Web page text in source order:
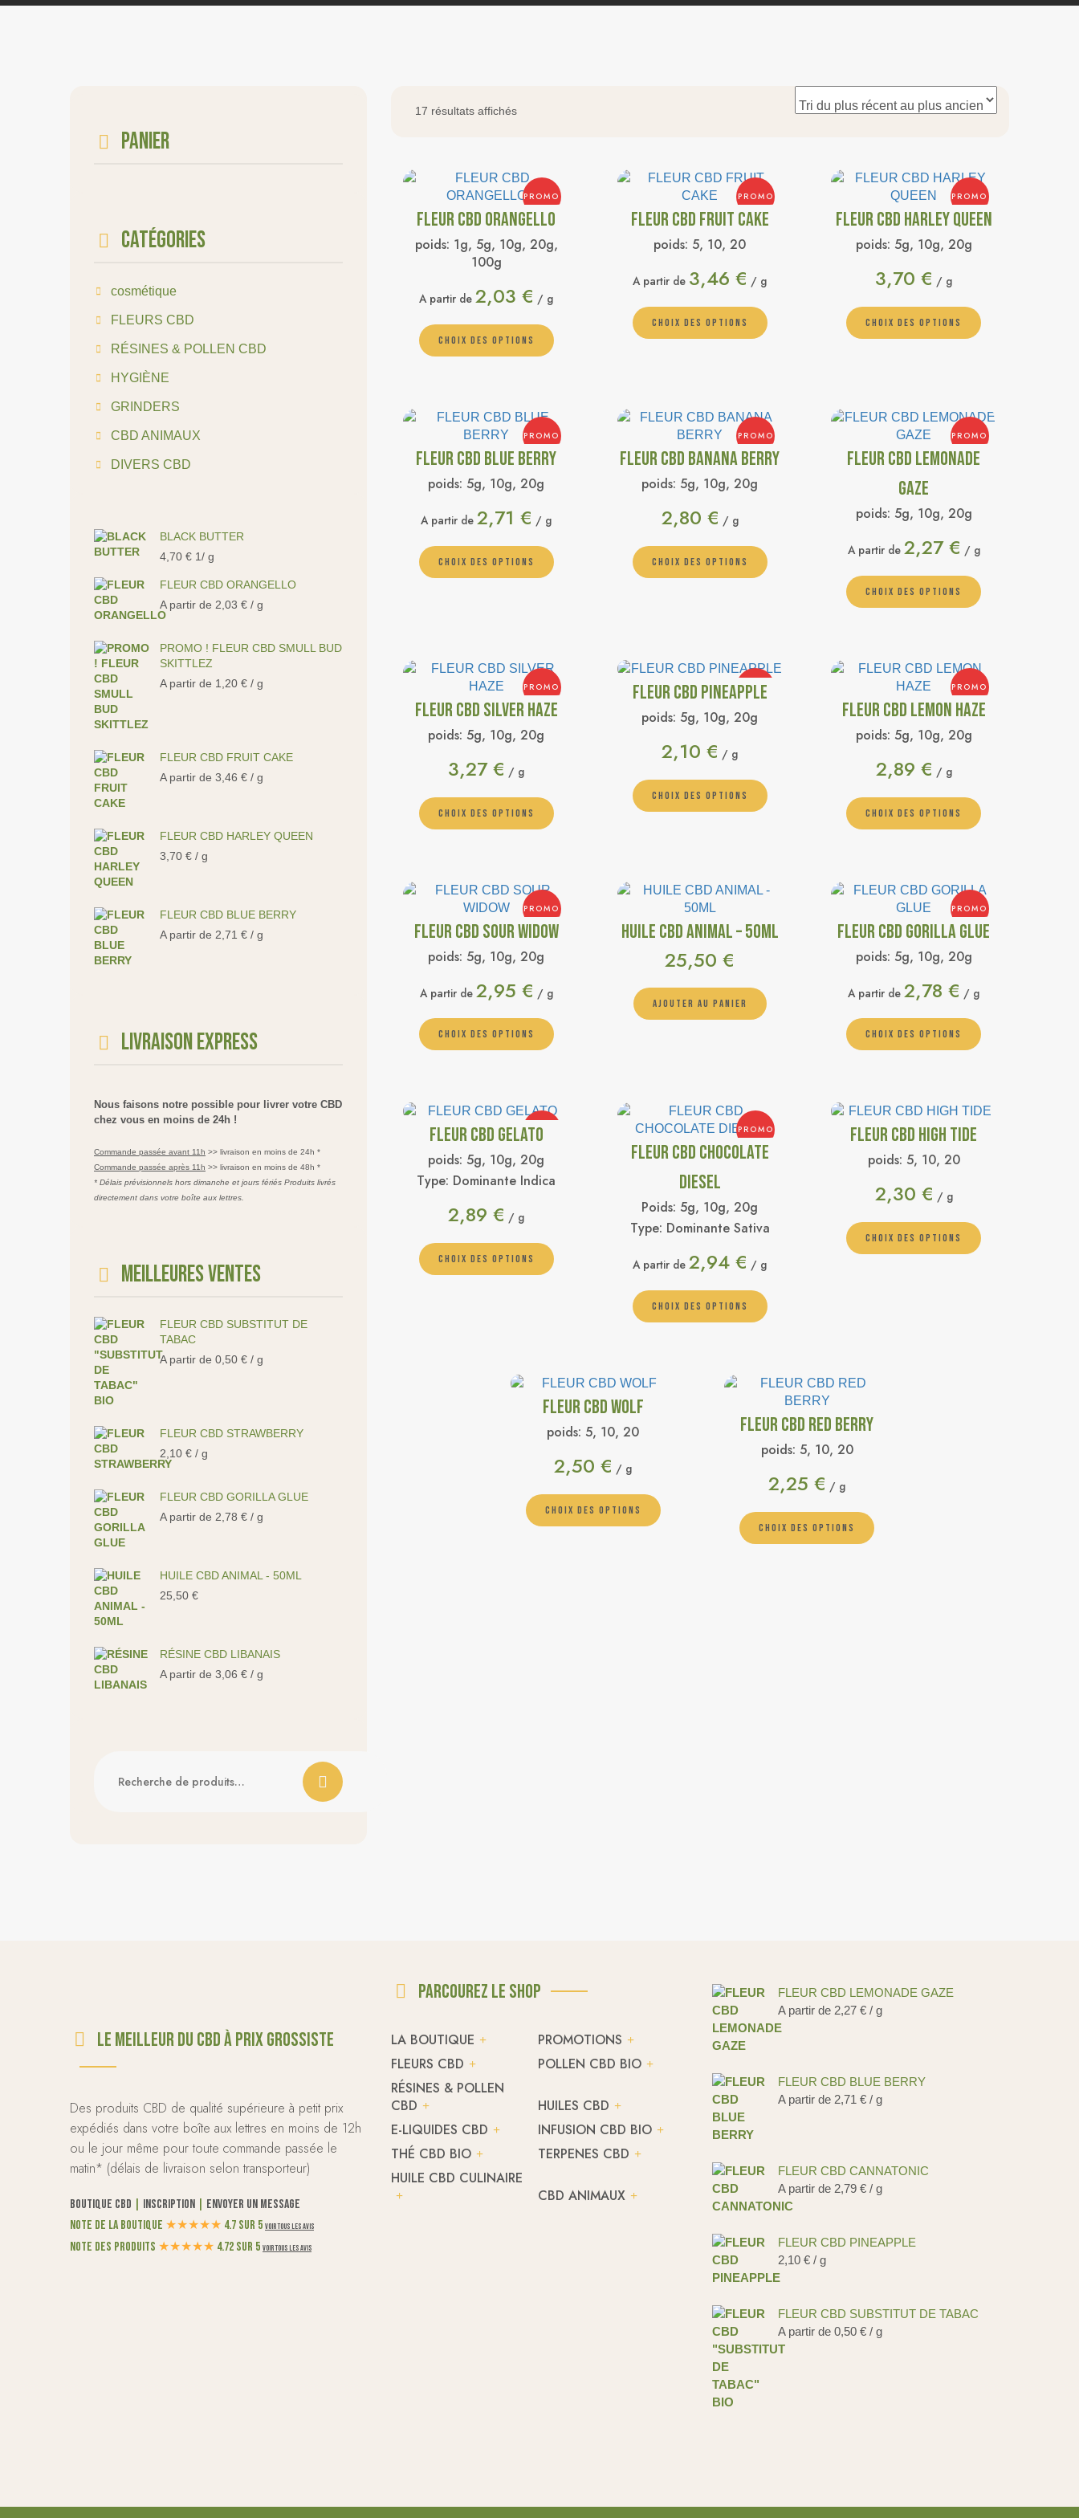
17 résultats affichés
PROMO
FLEUR CBD ORANGELLO
poids: 1g, 5g, 10g, 20g,
100g
A partir de2,03€ / g
CHOIX DES OPTIONS
PROMO
FLEUR CBD FRUIT CAKE
poids: 5, 10, 20
A partir de 3,46€ / g
CHOIX DES OPTIONS
PROMO
FLEUR CBD HARLEY QUEEN
poids: 5g, 10g, 20g
3,70€ / g
CHOIX DES OPTIONS
PROMO
FLEUR CBD BLUE BERRY
poids: 5g, 10g, 20g
A partir de2,71€ / g
CHOIX DES OPTIONS
PROMO
FLEUR CBD BANANA BERRY
poids: 5g, 10g, 20g
2,80 € / g
CHOIX DES OPTIONS
PROMO
FLEUR CBD LEMONADE
GAZE
poids: 5g, 10g, 20g
A partir de 2,27€ / g
CHOIX DES OPTIONS
PROMO
FLEUR CBD SILVER HAZE
poids: 5g, 10g, 20g
3,27€ / g
CHOIX DES OPTIONS
PROMO
FLEUR CBD PINEAPPLE
poids: 5g, 10g, 20g
2,10€ / g
CHOIX DES OPTIONS
PROMO
FLEUR CBD LEMON HAZE
poids: 5g, 10g, 20g
2,89 € / g
CHOIX DES OPTIONS
PROMO
FLEUR CBD SOUR WIDOW
poids: 5g, 10g, 20g
A partir de 2,95 € / g
CHOIX DES OPTIONS
HUILE CBD ANIMAL – 50ML
25,50€
AJOUTER AU PANIER
PROMO
FLEUR CBD GORILLA GLUE
poids: 5g, 10g, 20g
A partir de2,78€ / g
CHOIX DES OPTIONS
PROMO
FLEUR CBD GELATO
poids: 5g, 10g, 20g
Type: Dominante Indica
2,89€ / g
CHOIX DES OPTIONS
PROMO
FLEUR CBD CHOCOLATE
DIESEL
Poids: 5g, 10g, 20g
Type: Dominante Sativa
A partir de2,94€ / g
CHOIX DES OPTIONS
FLEUR CBD HIGH TIDE
poids: 5, 10, 20
2,30 € / g
CHOIX DES OPTIONS
FLEUR CBD WOLF
poids: 5, 10, 20
2,50€ / g
CHOIX DES OPTIONS
FLEUR CBD RED BERRY
poids: 5, 10, 20
2,25€ / g
CHOIX DES OPTIONS
Panier
Catégories
cosmétique
FLEURS CBD
RÉSINES & POLLEN CBD
HYGIÈNE
GRINDERS
CBD ANIMAUX
DIVERS CBD
BLACK BUTTER
4,70 € 1/ g
FLEUR CBD ORANGELLO
A partir de 2,03 € / g
PROMO ! FLEUR CBD SMULL BUD
SKITTLEZ
A partir de 1,20 € / g
FLEUR CBD FRUIT CAKE
A partir de 3,46 € / g
FLEUR CBD HARLEY QUEEN
3,70 € / g
FLEUR CBD BLUE BERRY
A partir de 2,71 € / g
Livraison express
Nous faisons notre possible pour livrer votre CBD
chez vous en moins de 24h !
Commande passée avant 11h >> livraison en moins de 24h *
Commande passée après 11h >> livraison en moins de 48h *
* Délais prévisionnels hors dimanche et jours fériés Produits livrés
directement dans votre boîte aux lettres.
Meilleures ventes
FLEUR CBD SUBSTITUT DE
TABAC
A partir de 0,50 € / g
FLEUR CBD STRAWBERRY
2,10 € / g
FLEUR CBD GORILLA GLUE
A partir de 2,78 € / g
HUILE CBD ANIMAL - 50ML
25,50 €
RÉSINE CBD LIBANAIS
A partir de 3,06 € / g
Le meilleur du CBD à prix grossiste
Des produits CBD de qualité supérieure à petit prix
expédiés dans votre boîte aux lettres en moins de 12h
ou le jour même pour toute commande passée le
matin* (délais de livraison selon transporteur)
Boutique CBD Inscription
Envoyer un message
Note de la boutique ★★★★★ 4.7 sur 5 Voir tous les avis
Note des produits ★★★★★ 4.72 sur 5 Voir tous les avis
Parcourez le shop
LA BOUTIQUE
PROMOTIONS
FLEURS CBD
POLLEN CBD BIO
RÉSINES & POLLEN
CBD
HUILES CBD
E-LIQUIDES CBD
INFUSION CBD BIO
THÉ CBD BIO
TERPENES CBD
HUILE CBD CULINAIRE
CBD ANIMAUX
FLEUR CBD LEMONADE GAZE
A partir de 2,27 € / g
FLEUR CBD BLUE BERRY
A partir de 2,71 € / g
FLEUR CBD CANNATONIC
A partir de 2,79 € / g
FLEUR CBD PINEAPPLE
2,10 € / g
FLEUR CBD SUBSTITUT DE TABAC
A partir de 0,50 € / g